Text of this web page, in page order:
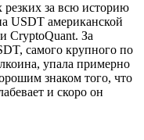
за всю историю
USDT американской
CryptoQuant. За
самого крупного по
упала примерно
знаком того, что
и скоро он